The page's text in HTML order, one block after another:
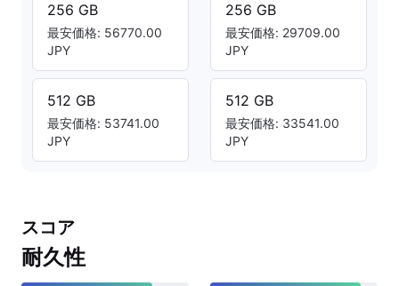
256 GB
最安価格: 56770.00
JPY
512 GB
最安価格: 53741.00
JPY
256 GB
最安価格: 29709.00
JPY
512 GB
最安価格: 33541.00
JPY
スコア
耐久性